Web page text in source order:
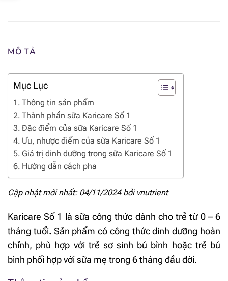
MÔ TẢ
Mục Lục
Thông tin sản phẩm
Thành phần sữa Karicare Số 1
Đặc điểm của sữa Karicare Số 1
Ưu, nhược điểm của sữa Karicare Số 1
Giá trị dinh dưỡng trong sữa Karicare Số 1
Hướng dẫn cách pha
Cập nhật mới nhất: 04/11/2024 bởi vnutrient
Karicare Số 1 là sữa công thức dành cho trẻ từ 0 – 6
tháng tuổi. Sản phẩm có công thức dinh dưỡng hoàn
chỉnh, phù hợp với trẻ sơ sinh bú bình hoặc trẻ bú
bình phối hợp với sữa mẹ trong 6 tháng đầu đời.